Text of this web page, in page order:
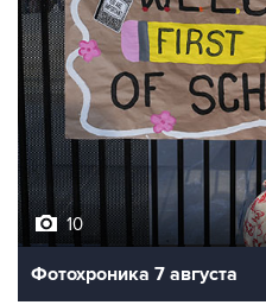
10
Фотохроника 7 августа